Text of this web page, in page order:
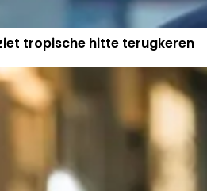
tropische hitte terugkeren